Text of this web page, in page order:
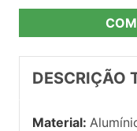
DESCRIÇÃO
Material: